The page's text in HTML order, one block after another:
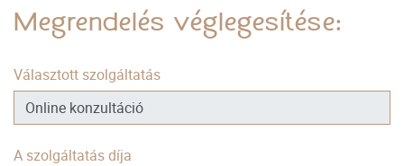
Megrendelés véglegesítése:
Választott szolgáltatás
A szolgáltatás díja